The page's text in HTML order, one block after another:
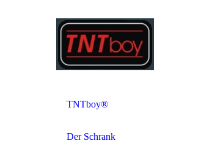
TNTboy®
Der Schrank